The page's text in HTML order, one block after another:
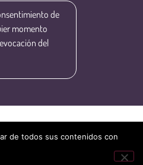
de
momento
del
de todos sus contenidos con